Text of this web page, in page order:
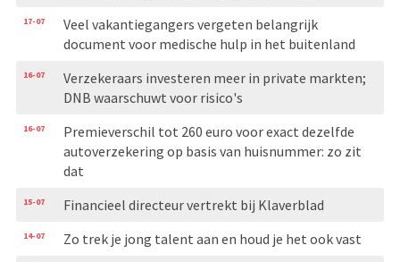
17-07
Veel vakantiegangers vergeten belangrijk
document voor medische hulp in het buitenland
16-07
Verzekeraars investeren meer in private markten;
DNB waarschuwt voor risico's
16-07
Premieverschil tot 260 euro voor exact dezelfde
autoverzekering op basis van huisnummer: zo zit
dat
15-07 Financieel directeur vertrekt bij Klaverblad
14-07 Zo trek je jong talent aan en houd je het ook vast